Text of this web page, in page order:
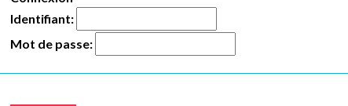
Identifiant:
Mot de passe: